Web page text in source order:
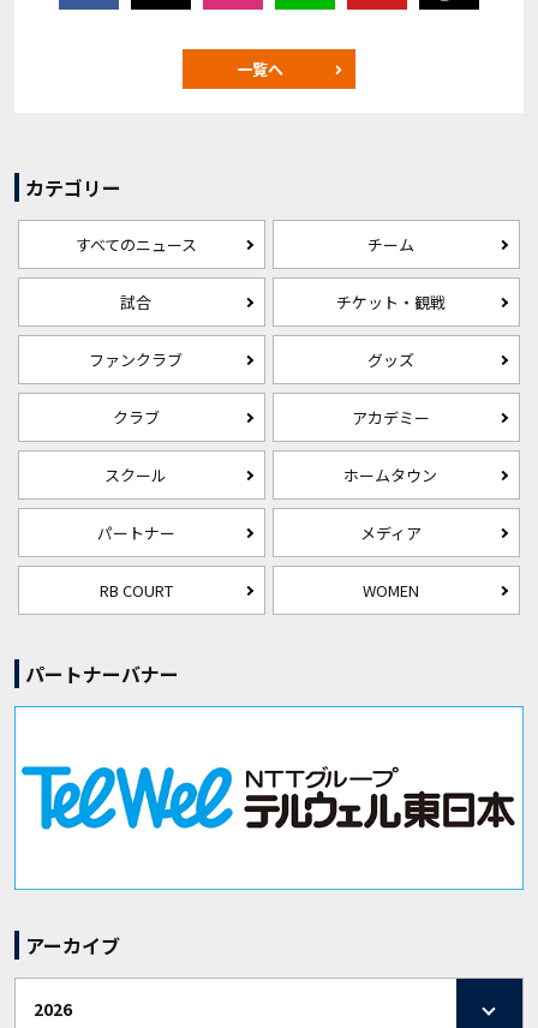
一覧へ
カテゴリー
すべてのニュース チーム
試合 チケット・観戦
ファンクラブ グッズ
クラブ アカデミー
スクール ホームタウン
パートナー メディア
RB COURT WOMEN
パートナーバナー
アーカイブ
2026